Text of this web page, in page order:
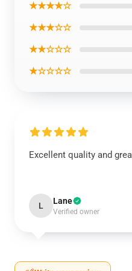
★★★★☆
★★★☆☆
★★☆☆☆
★☆☆☆☆
Excellent quality and
L Lane
Verified owner